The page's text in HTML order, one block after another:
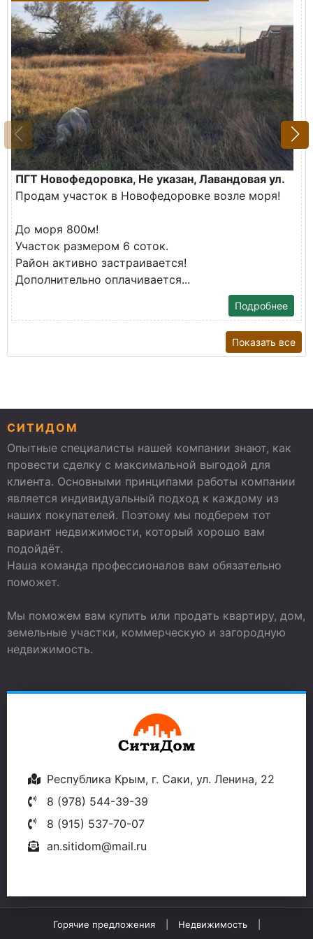
ПГТ Новофедоровка, Не указан, Лавандовая ул.
Продам участок в Новофедоровке возле моря!
До моря 800м!
Участок размером 6 соток.
Район активно застраивается!
Дополнительно оплачивается...
Подробнее
Показать все
СИТИДОМ
Опытные специалисты нашей компании знают, как
провести сделку с максимальной выгодой для
клиента. Основными принципами работы компании
является индивидуальный подход к каждому из
наших покупателей. Поэтому мы подберем тот
вариант недвижимости, который хорошо вам
подойдёт.
Наша команда профессионалов вам обязательно
поможет.
Мы поможем вам купить или продать квартиру, дом,
земельные участки, коммерческую и загородную
недвижимость.
Республика Крым, г. Саки, ул. Ленина, 22
8 (978) 544-39-39
8 (915) 537-70-07
an.sitidom@mail.ru
Горячие предложения
Недвижимость